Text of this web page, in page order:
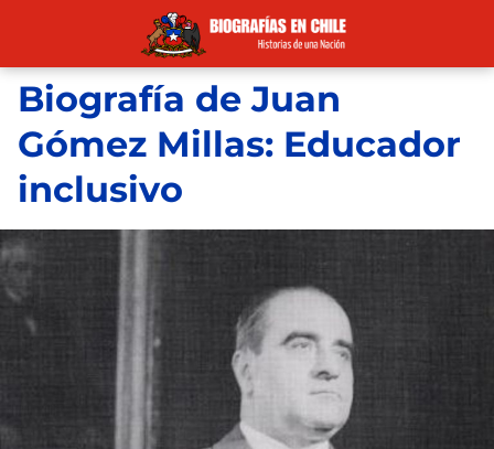
Biografía de Juan
Gómez Millas: Educador
inclusivo